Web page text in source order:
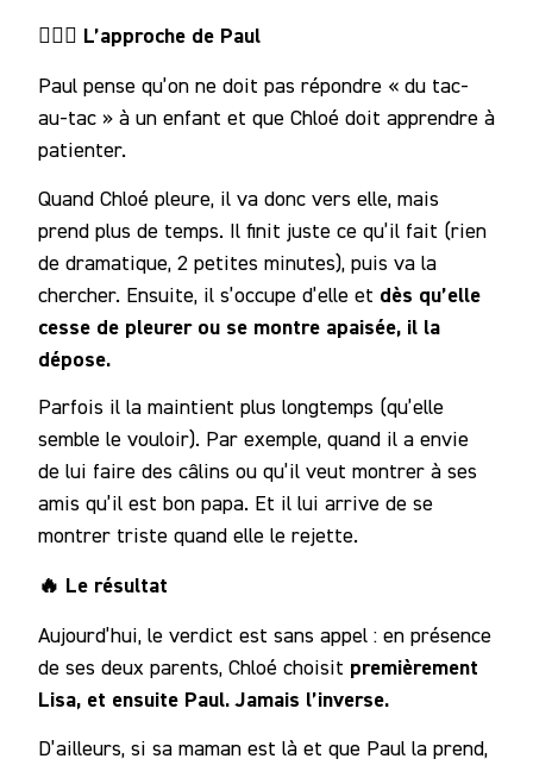
🧔🏻‍♂️ L’approche de Paul
Paul pense qu’on ne doit pas répondre « du tac-
au-tac » à un enfant et que Chloé doit apprendre à
patienter.
Quand Chloé pleure, il va donc vers elle, mais
prend plus de temps. Il finit juste ce qu’il fait (rien
de dramatique, 2 petites minutes), puis va la
chercher. Ensuite, il s’occupe d’elle et dès qu’elle
cesse de pleurer ou se montre apaisée, il la
dépose.
Parfois il la maintient plus longtemps (qu’elle
semble le vouloir). Par exemple, quand il a envie
de lui faire des câlins ou qu’il veut montrer à ses
amis qu’il est bon papa. Et il lui arrive de se
montrer triste quand elle le rejette.
🔥 Le résultat
Aujourd’hui, le verdict est sans appel : en présence
de ses deux parents, Chloé choisit premièrement
Lisa, et ensuite Paul. Jamais l’inverse.
D’ailleurs, si sa maman est là et que Paul la prend,